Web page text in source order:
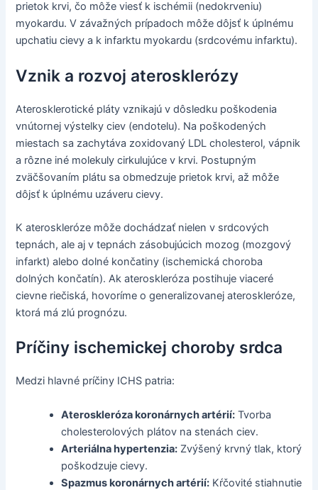
prietok krvi, čo môže viesť k ischémii (nedokrveniu)
myokardu. V závažných prípadoch môže dôjsť k úplnému
upchatiu cievy a k infarktu myokardu (srdcovému infarktu).
Vznik a rozvoj aterosklerózy
Aterosklerotické pláty vznikajú v dôsledku poškodenia
vnútornej výstelky ciev (endotelu). Na poškodených
miestach sa zachytáva zoxidovaný LDL cholesterol, vápnik
a rôzne iné molekuly cirkulujúce v krvi. Postupným
zväčšovaním plátu sa obmedzuje prietok krvi, až môže
dôjsť k úplnému uzáveru cievy.
K ateroskleróze môže dochádzať nielen v srdcových
tepnách, ale aj v tepnách zásobujúcich mozog (mozgový
infarkt) alebo dolné končatiny (ischemická choroba
dolných končatín). Ak ateroskleróza postihuje viaceré
cievne riečiská, hovoríme o generalizovanej ateroskleróze,
ktorá má zlú prognózu.
Príčiny ischemickej choroby srdca
Medzi hlavné príčiny ICHS patria:
Ateroskleróza koronárnych artérií: Tvorba
cholesterolových plátov na stenách ciev.
Arteriálna hypertenzia: Zvýšený krvný tlak, ktorý
poškodzuje cievy.
Spazmus koronárnych artérií: Kŕčovité stiahnutie